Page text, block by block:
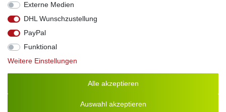
7,30 € *
Grundpreis 28,08 € / Liter
Externe Medien
DHL Wunschzustellung
PayPal
Funktional
Weitere Einstellungen
Alle akzeptieren
Auswahl akzeptieren